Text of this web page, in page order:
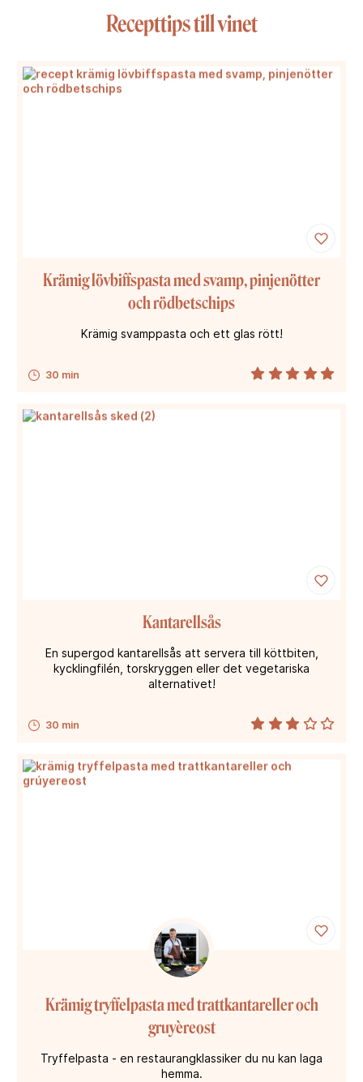
Recepttips till vinet
30 min
Krämig lövbiffspasta med svamp, pinjenötter
och rödbetschips
Krämig svamppasta och ett glas rött!
30 min
Kantarellsås
En supergod kantarellsås att servera till köttbiten,
kycklingfilén, torskryggen eller det vegetariska
alternativet!
Krämig tryffelpasta med trattkantareller och
gruyèreost
Tryffelpasta - en restaurangklassiker du nu kan laga
hemma.